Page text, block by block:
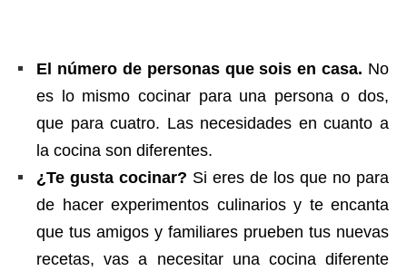
El número de personas que sois en casa. No
es lo mismo cocinar para una persona o dos,
que para cuatro. Las necesidades en cuanto a
la cocina son diferentes.
¿Te gusta cocinar? Si eres de los que no para
de hacer experimentos culinarios y te encanta
que tus amigos y familiares prueben tus nuevas
recetas, vas a necesitar una cocina diferente